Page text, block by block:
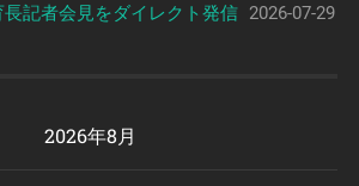
記者会見をダイレクト発信 2026-07-29
2026年8月